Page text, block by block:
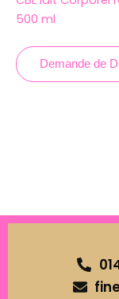
500 ml
Demande de